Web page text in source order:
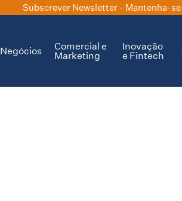
Subscrever Newsletter - Mantenha-
Negócios
Comercial e
Marketing
Inovação
e Fintech